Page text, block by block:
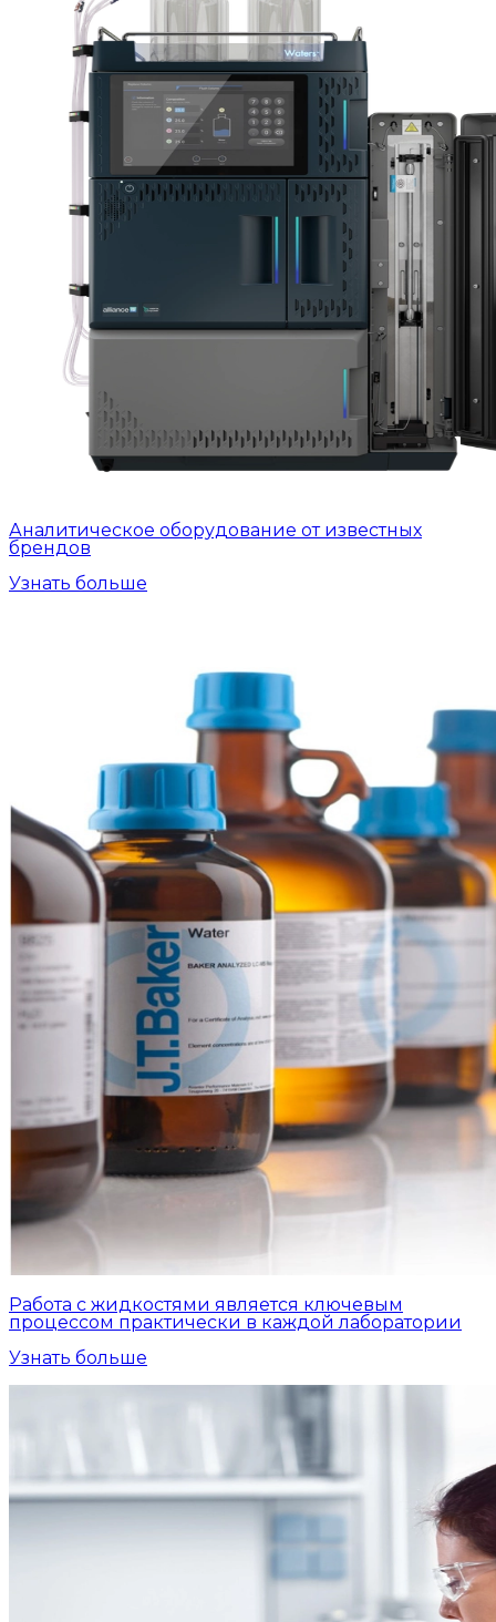
Аналитическое оборудование от известных
брендов
Узнать больше
Работа с жидкостями является ключевым
процессом практически в каждой лаборатории
Узнать больше